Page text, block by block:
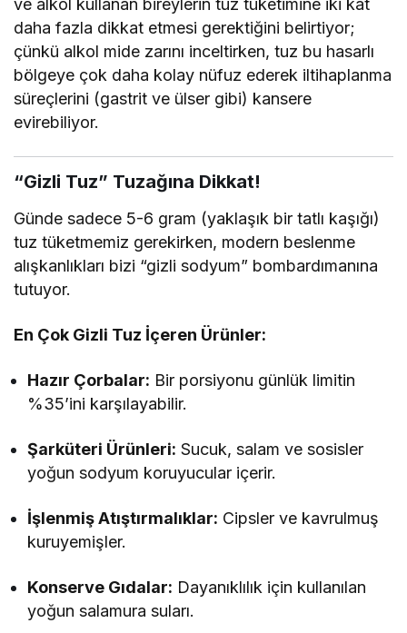
ve alkol kullanan bireylerin tuz tüketimine iki kat
daha fazla dikkat etmesi gerektiğini belirtiyor;
çünkü alkol mide zarını inceltirken, tuz bu hasarlı
bölgeye çok daha kolay nüfuz ederek iltihaplanma
süreçlerini (gastrit ve ülser gibi) kansere
evirebiliyor.
“Gizli Tuz” Tuzağına Dikkat!
Günde sadece 5-6 gram (yaklaşık bir tatlı kaşığı)
tuz tüketmemiz gerekirken, modern beslenme
alışkanlıkları bizi “gizli sodyum” bombardımanına
tutuyor.
En Çok Gizli Tuz İçeren Ürünler:
Hazır Çorbalar: Bir porsiyonu günlük limitin
%35’ini karşılayabilir.
Şarküteri Ürünleri: Sucuk, salam ve sosisler
yoğun sodyum koruyucular içerir.
İşlenmiş Atıştırmalıklar: Cipsler ve kavrulmuş
kuruyemişler.
Konserve Gıdalar: Dayanıklılık için kullanılan
yoğun salamura suları.